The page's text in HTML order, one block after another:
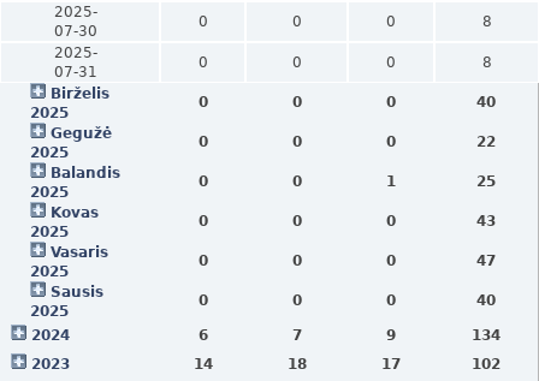
2025-
07-30
0 0 0
8
2025-
07-31
0 0 0
8
Birželis
2025
0 0 0
40
Gegužė
2025
0 0 0
22
Balandis
2025
0 0 1
25
Kovas
2025
0 0 0
43
Vasaris
2025
0 0 0
47
Sausis
2025
0 0 0
40
2024
6 7 9
134
2023
14 18 17 102